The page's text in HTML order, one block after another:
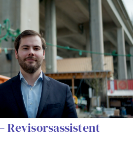
Revisorsassistent